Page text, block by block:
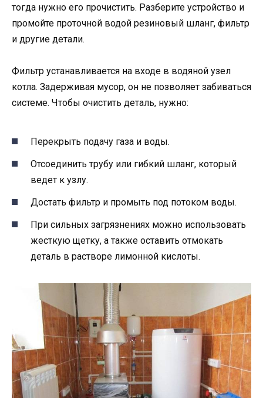
тогда нужно его прочистить. Разберите устройство и
промойте проточной водой резиновый шланг, фильтр
и другие детали.
Фильтр устанавливается на входе в водяной узел
котла. Задерживая мусор, он не позволяет забиваться
системе. Чтобы очистить деталь, нужно:
Перекрыть подачу газа и воды.
Отсоединить трубу или гибкий шланг, который
ведет к узлу.
Достать фильтр и промыть под потоком воды.
При сильных загрязнениях можно использовать
жесткую щетку, а также оставить отмокать
деталь в растворе лимонной кислоты.